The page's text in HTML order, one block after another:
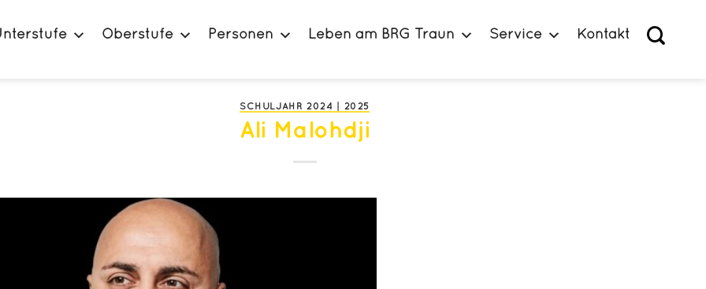
Oberstufe Personen Leben am BRG Traun Service Kontakt
SCHULJAHR 2024 | 2025
Ali Malohdji